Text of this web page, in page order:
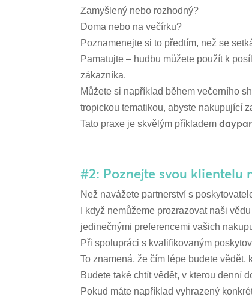
Zamyšlený nebo rozhodný?
Doma nebo na večírku?
Poznamenejte si to předtím, než se
Pamatujte – hudbu můžete použít k
zákazníka.
Můžete si například během večerního
tropickou tematikou, abyste nakupující
Tato praxe je skvělým příkladem
#2: Poznejte svou klientelu
Než navážete partnerství s
I když nemůžeme prozrazovat naši
jedinečnými preferencemi vašich
Při spolupráci s kvalifikovaným
To znamená, že čím lépe budete
Budete také chtít vědět, v kterou denní
Pokud máte například vyhrazený